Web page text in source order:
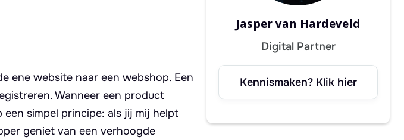
ene website naar een webshop. Een
Wanneer een product
simpel principe: als jij mij helpt
geniet van een verhoogde
Jasper van Hardeveld
Digital Partner
Kennismaken? Klik hier